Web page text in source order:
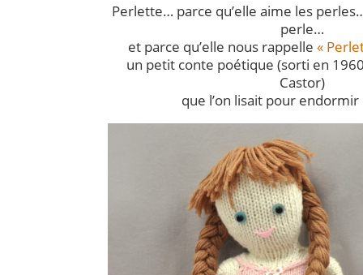
Perlette… parce qu’elle aime les
perle…
et parce qu’elle nous rappelle «
un petit conte poétique (sorti en
Castor)
que l’on lisait pour